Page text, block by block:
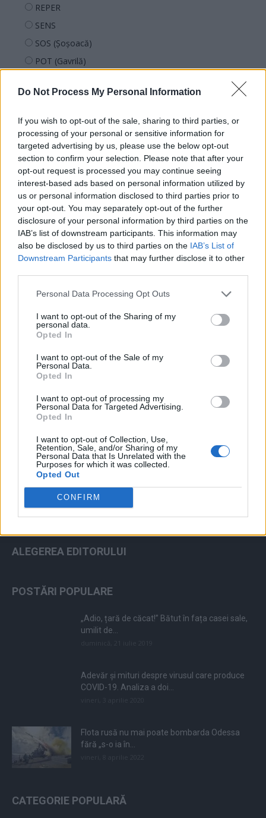
Do Not Process My Personal Information
If you wish to opt-out of the sale, sharing to third parties, or
processing of your personal or sensitive information for
targeted advertising by us, please use the below opt-out
section to confirm your selection. Please note that after your
opt-out request is processed you may continue seeing
interest-based ads based on personal information utilized by
us or personal information disclosed to third parties prior to
your opt-out. You may separately opt-out of the further
disclosure of your personal information by third parties on the
IAB’s list of downstream participants. This information may
also be disclosed by us to third parties on the IAB’s List of
Downstream Participants that may further disclose it to other
Personal Data Processing Opt Outs
I want to opt-out of the Sharing of my
personal data.
Opted In
I want to opt-out of the Sale of my
Personal Data.
Opted In
I want to opt-out of processing my
Personal Data for Targeted Advertising.
Opted In
I want to opt-out of Collection, Use,
Retention, Sale, and/or Sharing of my
Personal Data that Is Unrelated with the
Purposes for which it was collected.
Opted Out
CONFIRM
REPER
SENS
SOS (Șoșoacă)
POT (Gavrilă)
Acțiunea Conservatoare (Târziu)
PUSL (D. Voiculescu)
PNȚCD (Pavelescu)
PNCR (Terheș)
Partidul Patrioților (Surugiu)
FAR (Coarnă)
România pe Primul Loc (Ponta)
Altul
Arhiva sondajelor
ad
ALEGEREA EDITORULUI
POSTĂRI POPULARE
„Adio, țară de căcat!” Bătut în fața casei sale,
umilit de...
Adevăr și mituri despre virusul care produce
COVID-19. Analiza a doi...
Flota rusă nu mai poate bombarda Odessa
fără „s-o ia în...
CATEGORIE POPULARĂ